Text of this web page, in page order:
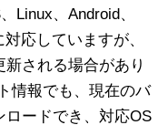
Linux、Android、
応していますが、
される場合があり
情報でも、現在のバ
ロードでき、対応OS